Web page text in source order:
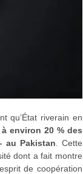
qu’État riverain en
environ 20 % des
au Pakistan . Cette
dont a fait montre
de coopération